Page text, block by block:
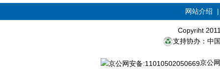
网站介绍
Copyriht
支持协办：中
京公